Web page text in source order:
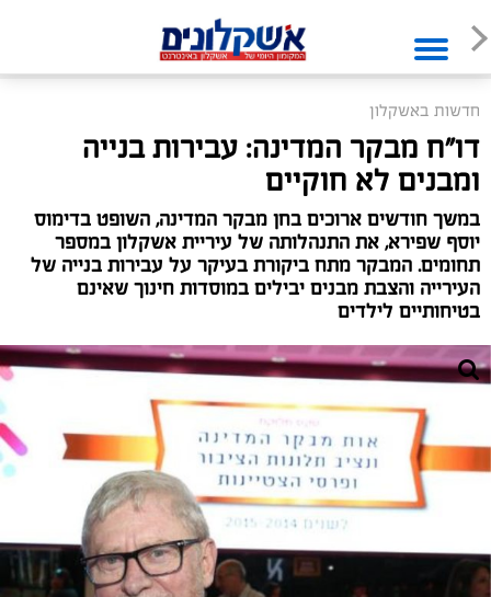
חדשות באשקלון
דו"ח מבקר המדינה: עבירות בנייה
ומבנים לא חוקיים
במשך חודשים ארוכים בחן מבקר המדינה, השופט בדימוס
יוסף שפירא, את התנהלותה של עיריית אשקלון במספר
תחומים. המבקר מתח ביקורת בעיקר על עבירות בנייה של
העירייה והצבת מבנים יבילים במוסדות חינוך שאינם
בטיחותיים לילדים